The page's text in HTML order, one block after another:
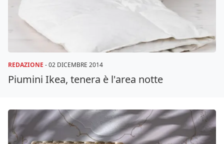
REDAZIONE -02 DICEMBRE 2014
Piumini Ikea, tenera è l'area notte